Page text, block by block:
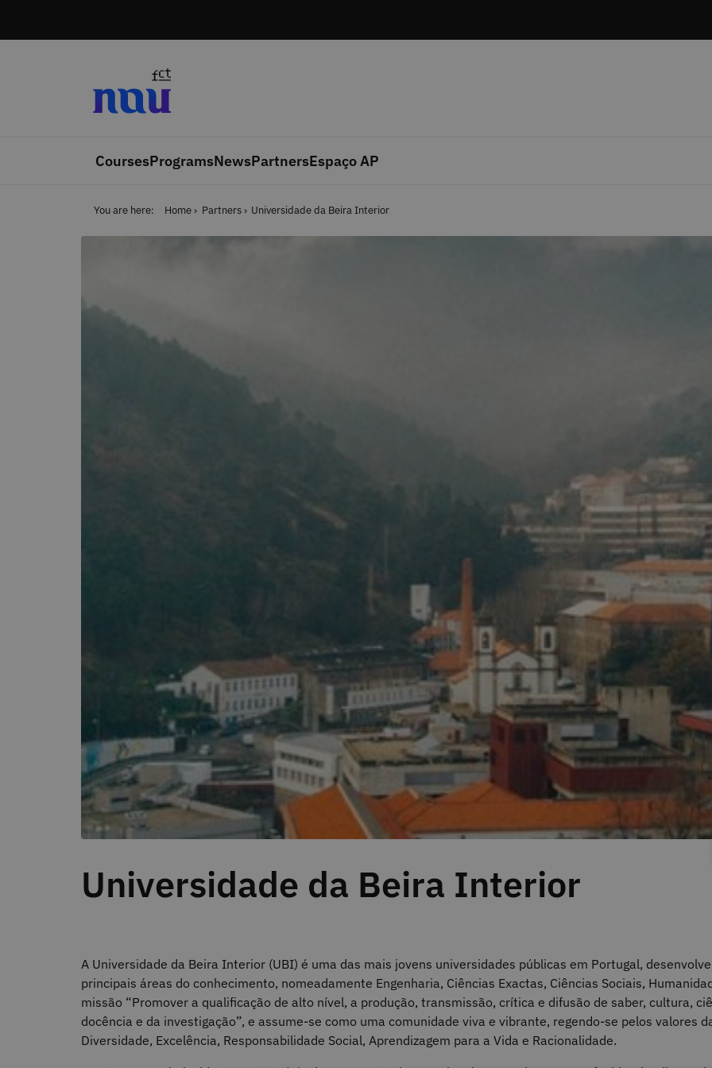
CoursesProgramsNewsPartnersEspaço AP
You are here: Home Partners Universidade da Beira Interior
Universidade da Beira Interior
A Universidade da Beira Interior (UBI) é uma das mais jovens universidades públicas em Portugal,
principais áreas do conhecimento, nomeadamente Engenharia, Ciências Exactas, Ciências Sociais,
missão “Promover a qualificação de alto nível, a produção, transmissão, crítica e difusão de saber, cultura,
docência e da investigação”, e assume-se como uma comunidade viva e vibrante, regendo-se pelos valores
Diversidade, Excelência, Responsabilidade Social, Aprendizagem para a Vida e Racionalidade.